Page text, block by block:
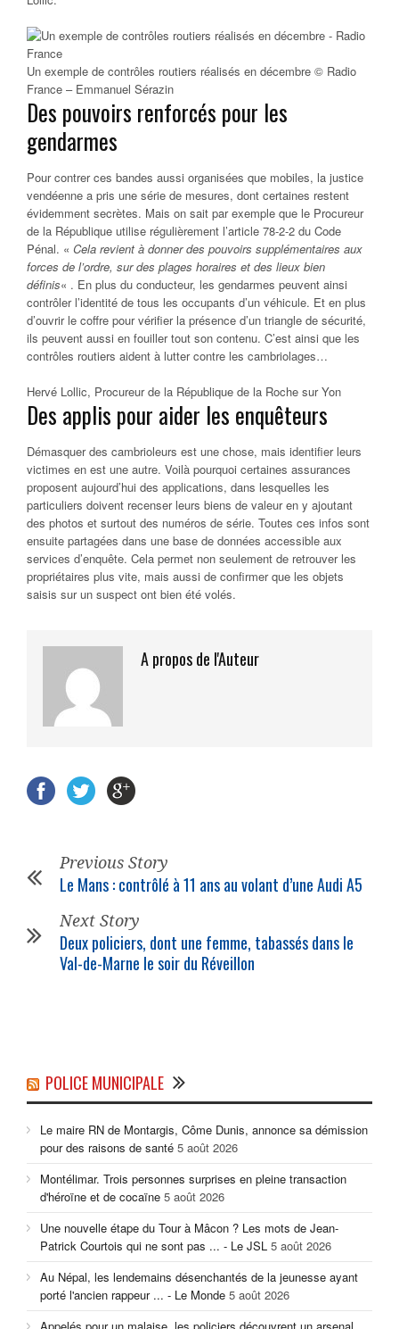
Un exemple de contrôles routiers réalisés en décembre © Radio
France – Emmanuel Sérazin
Des pouvoirs renforcés pour les
gendarmes
Pour contrer ces bandes aussi organisées que mobiles, la justice
vendéenne a pris une série de mesures, dont certaines restent
évidemment secrètes. Mais on sait par exemple que le Procureur
de la République utilise régulièrement l’article 78-2-2 du Code
Pénal. « Cela revient à donner des pouvoirs supplémentaires aux
forces de l’ordre, sur des plages horaires et des lieux bien
définis« . En plus du conducteur, les gendarmes peuvent ainsi
contrôler l’identité de tous les occupants d’un véhicule. Et en plus
d’ouvrir le coffre pour vérifier la présence d’un triangle de sécurité,
ils peuvent aussi en fouiller tout son contenu. C’est ainsi que les
contrôles routiers aident à lutter contre les cambriolages…
Hervé Lollic, Procureur de la République de la Roche sur Yon
Des applis pour aider les enquêteurs
Démasquer des cambrioleurs est une chose, mais identifier leurs
victimes en est une autre. Voilà pourquoi certaines assurances
proposent aujourd’hui des applications, dans lesquelles les
particuliers doivent recenser leurs biens de valeur en y ajoutant
des photos et surtout des numéros de série. Toutes ces infos sont
ensuite partagées dans une base de données accessible aux
services d’enquête. Cela permet non seulement de retrouver les
propriétaires plus vite, mais aussi de confirmer que les objets
saisis sur un suspect ont bien été volés.
A propos de l'Auteur
Previous Story
Le Mans : contrôlé à 11 ans au volant d’une Audi A5
Next Story
Deux policiers, dont une femme, tabassés dans le
Val-de-Marne le soir du Réveillon
POLICE MUNICIPALE
Le maire RN de Montargis, Côme Dunis, annonce sa démission
pour des raisons de santé 5 août 2026
Montélimar. Trois personnes surprises en pleine transaction
d'héroïne et de cocaïne 5 août 2026
Une nouvelle étape du Tour à Mâcon ? Les mots de Jean-
Patrick Courtois qui ne sont pas ... - Le JSL 5 août 2026
Au Népal, les lendemains désenchantés de la jeunesse ayant
porté l'ancien rappeur ... - Le Monde 5 août 2026